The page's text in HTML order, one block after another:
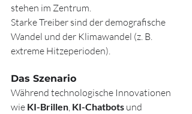
stehen im Zentrum.
Starke Treiber sind der demografische
Wandel und der Klimawandel (z. B.
extreme Hitzeperioden).
Das Szenario
Während technologische Innovationen
wie KI-Brillen KI-Chatbots und